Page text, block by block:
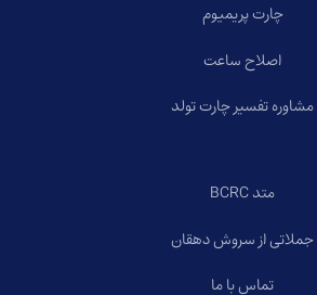
چارت پریمیوم
اصلاح ساعت
مشاوره تفسیر چارت تولد
متد BCRC
جملاتی از سروش دهقان
تماس با ما